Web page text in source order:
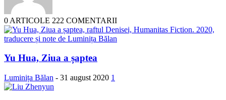
0 ARTICOLE 222 COMENTARII
Yu Hua, Ziua a șaptea
Luminița Bălan - 31 august 2020 1